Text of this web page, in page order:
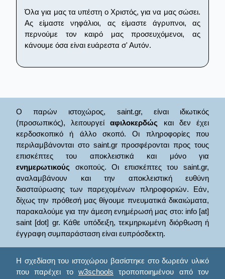
Όλα για μας τα υπέστη ο Χριστός, για να μας σώσει.
Ας είμαστε νηφάλιοι, ας είμαστε άγρυπνοι, ας
περνούμε τον καιρό μας προσευχόμενοι, ας
κάνουμε όσα είναι ευάρεστα σ' Αυτόν.
Ο παρών ιστοχώρος, saint.gr, είναι ιδιωτικός
(προσωπικός), λειτουργείαφιλοκερδώς και δεν έχει
κερδοσκοπικό ή άλλο σκοπό. Οι πληροφορίες που
περιλαμβάνονται στο saint.gr προσφέρονται προς τους
επισκέπτες του αποκλειστικά και μόνο για
ενημερωτικούς σκοπούς. Οι επισκέπτες του saint.gr,
αναλαμβάνουν και την αποκλειστική ευθύνη
διασταύρωσης των παρεχομένων πληροφοριών. Εάν,
δίχως την πρόθεσή μας θίγουμε πνευματικά δικαιώματα,
παρακαλούμε για την άμεση ενημέρωσή μας στο: info [at]
saint [dot] gr. Κάθε υπόδειξη, τεκμηριωμένη διόρθωση ή
έγγραφη συμπαράσταση είναι ευπρόσδεκτη.
Η σχεδίαση του ιστοχώρου βασίστηκε στο δωρεάν υλικό
που παρέχει το w3schools τροποποιημένου από τον